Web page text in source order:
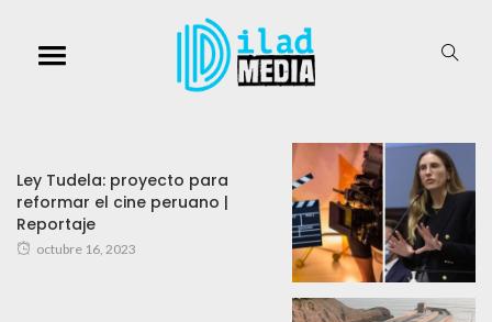
Ley Tudela: proyecto para
reformar el cine peruano |
Reportaje
octubre 16, 2023